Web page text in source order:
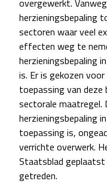
overgewerkt.
herzieningsbepaling
sectoren waar veel
effecten weg te
herzieningsbepaling
is. Er is gekozen
toepassing van deze
sectorale
herzieningsbepaling
toepassing is,
verrichte overwerk.
Staatsblad
getreden.